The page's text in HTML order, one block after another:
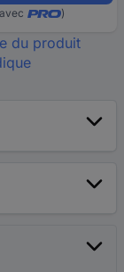
)
du produit